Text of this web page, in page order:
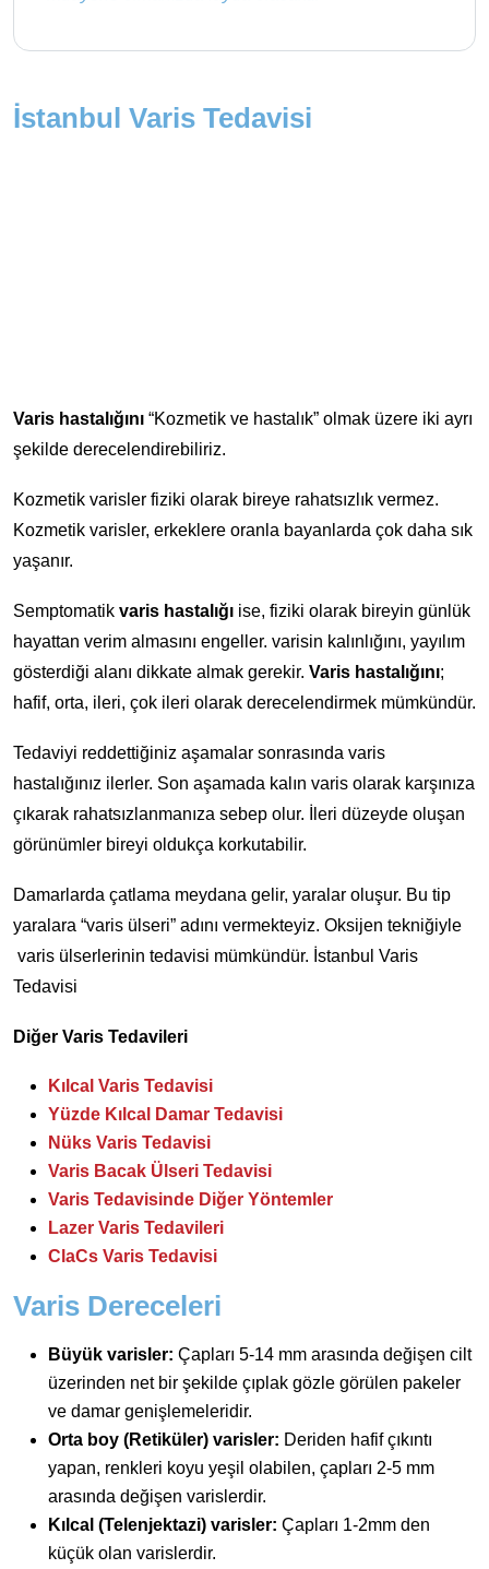
İstanbul Varis Tedavisi
Varis hastalığını “Kozmetik ve hastalık” olmak üzere iki ayrı
şekilde derecelendirebiliriz.
Kozmetik varisler fiziki olarak bireye rahatsızlık vermez.
Kozmetik varisler, erkeklere oranla bayanlarda çok daha sık
yaşanır.
Semptomatik varis hastalığı ise, fiziki olarak bireyin günlük
hayattan verim almasını engeller. varisin kalınlığını, yayılım
gösterdiği alanı dikkate almak gerekir. Varis hastalığını;
hafif, orta, ileri, çok ileri olarak derecelendirmek mümkündür.
Tedaviyi reddettiğiniz aşamalar sonrasında varis
hastalığınız ilerler. Son aşamada kalın varis olarak karşınıza
çıkarak rahatsızlanmanıza sebep olur. İleri düzeyde oluşan
görünümler bireyi oldukça korkutabilir.
Damarlarda çatlama meydana gelir, yaralar oluşur. Bu tip
yaralara “varis ülseri” adını vermekteyiz. Oksijen tekniğiyle
varis ülserlerinin tedavisi mümkündür. İstanbul Varis
Tedavisi
Diğer Varis Tedavileri
Kılcal Varis Tedavisi
Yüzde Kılcal Damar Tedavisi
Nüks Varis Tedavisi
Varis Bacak Ülseri Tedavisi
Varis Tedavisinde Diğer Yöntemler
Lazer Varis Tedavileri
ClaCs Varis Tedavisi
Varis Dereceleri
Büyük varisler: Çapları 5-14 mm arasında değişen cilt
üzerinden net bir şekilde çıplak gözle görülen pakeler
ve damar genişlemeleridir.
Orta boy (Retiküler) varisler: Deriden hafif çıkıntı
yapan, renkleri koyu yeşil olabilen, çapları 2-5 mm
arasında değişen varislerdir.
Kılcal (Telenjektazi) varisler: Çapları 1-2mm den
küçük olan varislerdir.